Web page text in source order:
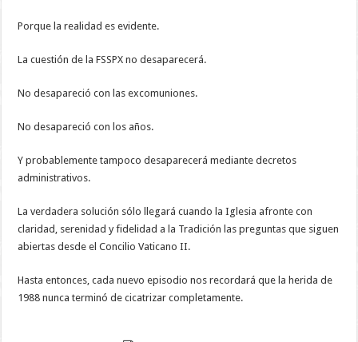
Porque la realidad es evidente.
La cuestión de la FSSPX no desaparecerá.
No desapareció con las excomuniones.
No desapareció con los años.
Y probablemente tampoco desaparecerá mediante decretos
administrativos.
La verdadera solución sólo llegará cuando la Iglesia afronte con
claridad, serenidad y fidelidad a la Tradición las preguntas que siguen
abiertas desde el Concilio Vaticano II.
Hasta entonces, cada nuevo episodio nos recordará que la herida de
1988 nunca terminó de cicatrizar completamente.